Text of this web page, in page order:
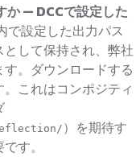
か — DCCで設定した
で設定した出力パス
して保持され、弊社
。ダウンロードする
これはコンポジティ
）を期待す
す。